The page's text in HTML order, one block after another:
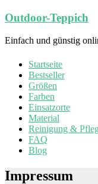
Zum
springen
Outdoor-Teppich
Einfach und günstig
Startseite
Bestseller
Größen
Farben
Einsatzorte
Material
Reinigung &
FAQ
Blog
Impressum